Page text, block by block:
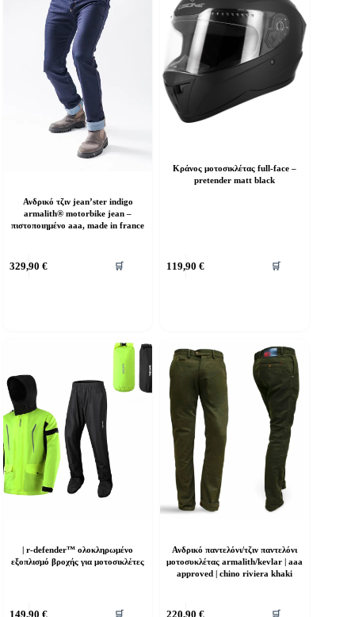
Ανδρικό τζιν jean’ster indigo
armalith® motorbike jean –
πιστοποιημένο aaa, made in france
329,90€ 🛒
Κράνος μοτοσικλέτας full-face –
pretender matt black
119,90€ 🛒
επιλογές
μπορούν
να
επιλεγούν
σελίδα
προϊόντος
| r-defender™ ολοκληρωμένο
εξοπλισμό βροχής για μοτοσικλέτες
149,90€ 🛒
Ανδρικό παντελόνι/τζιν παντελόνι
μοτοσυκλέτας armalith/kevlar | aaa
approved | chino riviera khaki
220,90€ 🛒